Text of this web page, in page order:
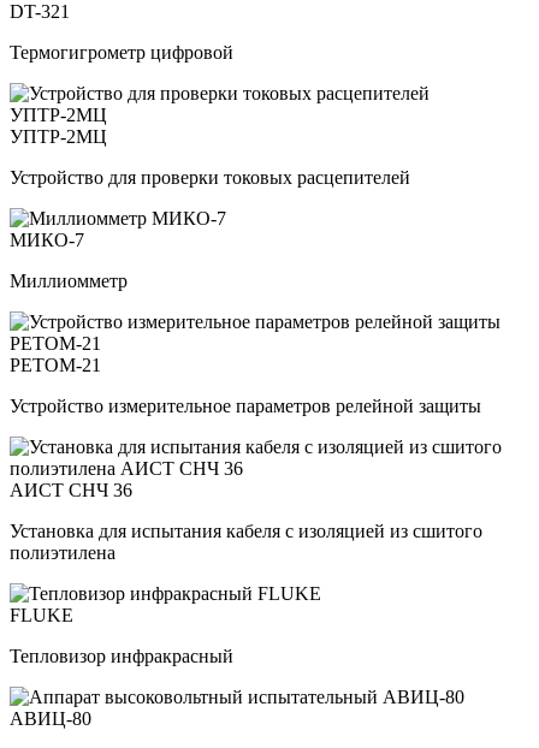
DT-321
Термогигрометр цифровой
УПТР-2МЦ
Устройство для проверки токовых расцепителей
МИКО-7
Миллиомметр
РЕТОМ-21
Устройство измерительное параметров релейной защиты
АИСТ СНЧ 36
Установка для испытания кабеля с изоляцией из сшитого
полиэтилена
FLUKE
Тепловизор инфракрасный
АВИЦ-80